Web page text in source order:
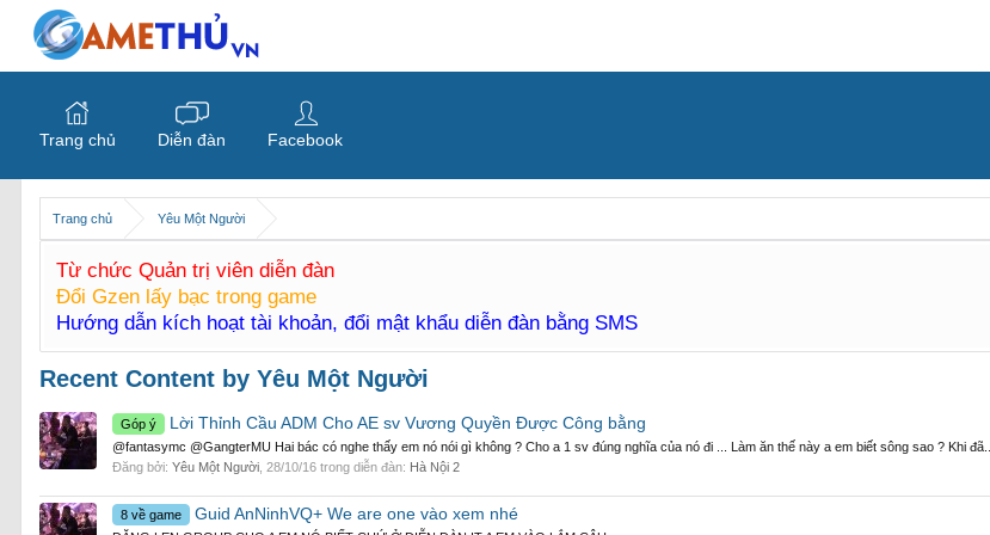
Trang chủ Yêu Một Người
Từ chức Quản trị viên diễn đàn
Đổi Gzen lấy bạc trong game
Hướng dẫn kích hoạt tài khoản, đổi mật khẩu diễn đàn bằng SMS
Recent Content by Yêu Một Người
Góp ý Lời Thỉnh Cầu ADM Cho AE sv Vương Quyền Được Công bằng
@fantasymc @GangterMU Hai bác có nghe thấy em nó nói gì không ? Cho a 1 sv đúng nghĩa của nó đi ... Làm ăn thế này a em biết sông sao ? Khi đã...
Đăng bởi:Yêu Một Người ,28/10/16 trong diễn đàn: Hà Nội 2
8 về game Guid AnNinhVQ+ We are one vào xem nhé
Trang chủ Diễn đàn Facebook